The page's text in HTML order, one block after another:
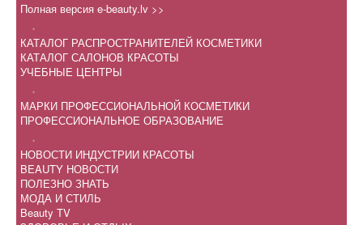
Полная версия e-beauty.lv >>
.
КАТАЛОГ РАСПРОСТРАНИТЕЛЕЙ КОСМЕТИКИ
КАТАЛОГ САЛОНОВ КРАСОТЫ
УЧЕБНЫЕ ЦЕНТРЫ
.
МАРКИ ПРОФЕССИОНАЛЬНОЙ КОСМЕТИКИ
ПРОФЕССИОНАЛЬНОЕ ОБРАЗОВАНИЕ
.
НОВОСТИ ИНДУСТРИИ КРАСОТЫ
BEAUTY НОВОСТИ
ПОЛЕЗНО ЗНАТЬ
МОДА И СТИЛЬ
Beauty TV